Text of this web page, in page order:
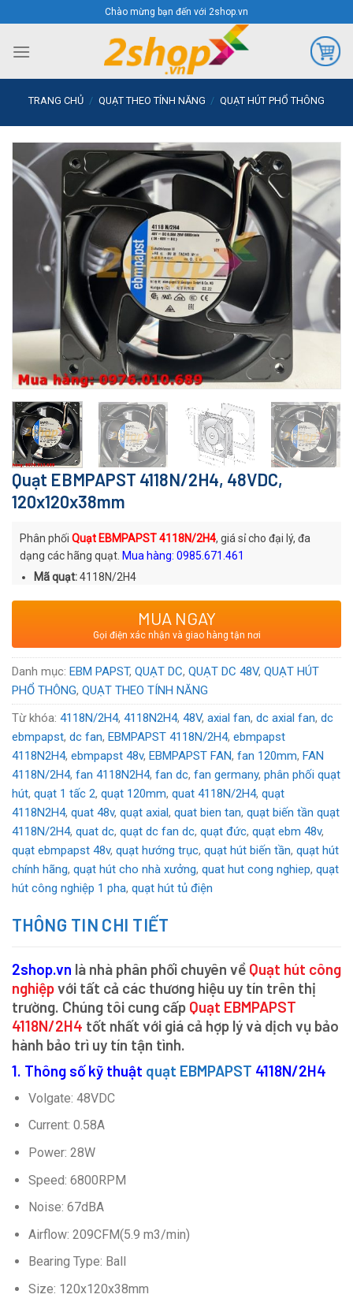
to
content
Chào mừng bạn đến với 2shop.vn
TRANG CHỦ / QUẠT THEO TÍNH NĂNG / QUẠT HÚT PHỔ THÔNG
Quạt EBMPAPST 4118N/2H4, 48VDC,
120x120x38mm
Phân phối Quạt EBMPAPST 4118N/2H4, giá sỉ cho đại lý, đa
dạng các hãng quạt. Mua hàng: 0985.671.461
Mã quạt:4118N/2H4
Thương hiệu: Quạt DC EBMPAPST
: Thương hiệu Đức sản xuất tại Hungary
Voltage:48VDC
MUA NGAY
Gọi điện xác nhận và giao hàng tận nơi
Danh mục: EBM PAPST, QUẠT DC, QUẠT DC 48V, QUẠT HÚT
PHỔ THÔNG, QUẠT THEO TÍNH NĂNG
Từ khóa: 4118N/2H4, 4118N2H4, 48V, axial fan, dc axial fan, dc
ebmpapst, dc fan, EBMPAPST 4118N/2H4, ebmpapst
4118N2H4, ebmpapst 48v, EBMPAPST FAN, fan 120mm, FAN
4118N/2H4, fan 4118N2H4, fan dc, fan germany, phân phối quạt
hút, quạt 1 tấc 2, quạt 120mm, quat 4118N/2H4, quạt
4118N2H4, quat 48v, quạt axial, quat bien tan, quạt biến tần quạt
4118N/2H4, quat dc, quạt dc fan dc, quạt đức, quạt ebm 48v,
quạt ebmpapst 48v, quạt hướng trục, quạt hút biến tần, quạt hút
chính hãng, quạt hút cho nhà xưởng, quat hut cong nghiep, quạt
hút công nghiệp 1 pha, quạt hút tủ điện
THÔNG TIN CHI TIẾT
2shop.vn là nhà phân phối chuyên về Quạt hút công
nghiệpvới tất cả các thương hiệu uy tín trên thị
trường. Chúng tôi cung cấp Quạt EBMPAPST
4118N/2H4 tốt nhất với giá cả hợp lý và dịch vụ bảo
hành bảo trì uy tín tận tình.
1. Thông số kỹ thuật quạt EBMPAPST 4118N/2H4
Volgate: 48VDC
Current: 0.58A
Power: 28W
Speed: 6800RPM
Noise: 67dBA
Airflow: 209CFM(5.9 m3/min)
Bearing Type: Ball
Size: 120x120x38mm